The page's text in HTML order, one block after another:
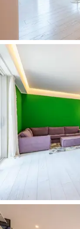
専用のワーク
す。
メインのフラ
スできる場所に、
ユニットがあ
ームを備えた
この2つのユニ
に1つのアパー
総床面積は約
に、10平方メー
す。